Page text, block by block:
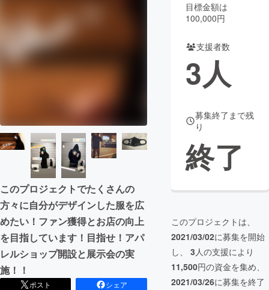
CAMPFIRE for Social Good
CAMPFIRE Creation
CAMPFIREふるさと納税
コミュニティ
このプロジェクトでたくさんの
方々に自分がデザインした服を広
めたい！ファン獲得とお店の向上
を目指しています！目指せ！アパ
レルショップ開設と展示会の実
施！！
ポスト
シェア
目標金額は
100,000円
支援者数
3人
募集終了まで残
り
終了
このプロジェクトは、
2021/03/02に募集を開始
し、 3人の支援により
11,500円の資金を集め、
2021/03/26に募集を終了